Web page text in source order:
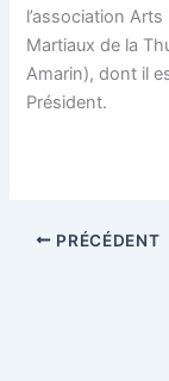
l’association Arts
Martiaux de la
Amarin), dont il
Président.
PRÉCÉDENT